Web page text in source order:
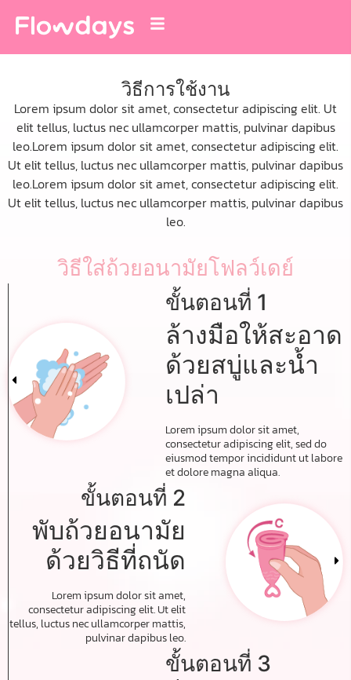
วิธีการใช้งาน
Lorem ipsum dolor sit amet, consectetur adipiscing elit. Ut
elit tellus, luctus nec ullamcorper mattis, pulvinar dapibus
leo.Lorem ipsum dolor sit amet, consectetur adipiscing elit.
Ut elit tellus, luctus nec ullamcorper mattis, pulvinar dapibus
leo.Lorem ipsum dolor sit amet, consectetur adipiscing elit.
Ut elit tellus, luctus nec ullamcorper mattis, pulvinar dapibus
leo.
วิธีใส่ถ้วยอนามัยโฟลว์เดย์
ขั้นตอนที่ 1
ล้างมือให้สะอาด
ด้วยสบู่และน้ำ
เปล่า
Lorem ipsum dolor sit amet,
consectetur adipiscing elit, sed do
eiusmod tempor incididunt ut labore
et dolore magna aliqua.
ขั้นตอนที่ 2
พับถ้วยอนามัย
ด้วยวิธีที่ถนัด
Lorem ipsum dolor sit amet,
consectetur adipiscing elit. Ut elit
tellus, luctus nec ullamcorper mattis,
pulvinar dapibus leo.
ขั้นตอนที่ 3